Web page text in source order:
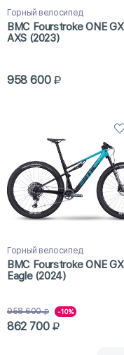
Горный велосипед
BMC Fourstroke ONE
AXS (2023)
958 600
Горный велосипед
BMC Fourstroke ONE
Eagle (2024)
958 600 -10%
862 700